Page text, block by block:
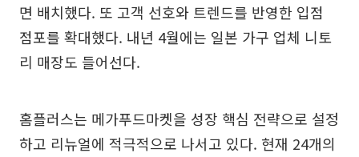
면 배치했다. 또 고객 선호와 트렌드를 반영한 입점
점포를 확대했다. 내년 4월에는 일본 가구 업체 니토
리 매장도 들어선다.
홈플러스는 메가푸드마켓을 성장 핵심 전략으로 설정
하고 리뉴얼에 적극적으로 나서고 있다. 현재 24개의